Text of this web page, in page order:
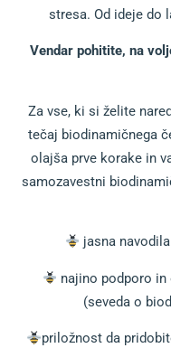
stresa. Od ideje do
Vendar pohitite, na
Za vse, ki si želite
tečaj biodinamičnega
olajša prve korake in
samozavestni
jasna
najino podporo in
(seveda o
priložnost da